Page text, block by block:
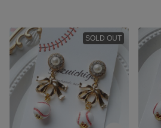
SOLD OUT